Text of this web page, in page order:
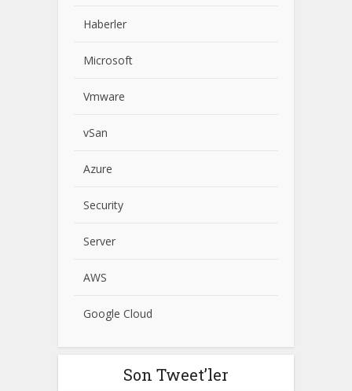
Haberler
Microsoft
Vmware
vSan
Azure
Security
Server
AWS
Google Cloud
Son Tweet’ler